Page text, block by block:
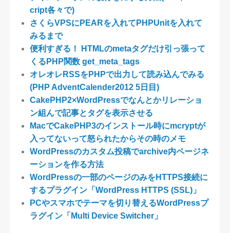
o
o
k
cript各々で)
さくらVPSにPEARを入れてPHPUnitを入れて
みるまで
便利すぎる！ HTMLのmetaタグだけ引っ張って
くるPHP関数 get_meta_tags
オレオレRSSをPHPで出力して読み込んでみる
(PHP AdventCalender2012 5日目)
CakePHP2×WordPressでなんとかリレーショ
ン組んで記事とタグを表示させる
MacでCakePHP3のインストール時にmcryptが
入ってないって怒られたからその時のメモ
WordPressのカスタム投稿でarchive内ページネ
ーションを作る方法
WordPressの一部のページのみをHTTPS接続に
するプラグイン「WordPress HTTPS (SSL)」
PCやスマホでテーマを切り替えるWordPressプ
ラグイン「Multi Device Switcher」